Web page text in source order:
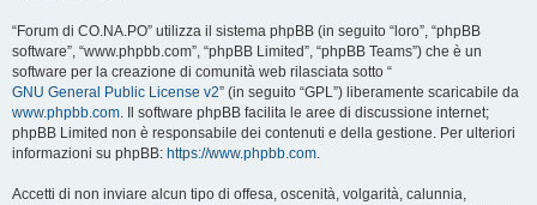
“Forum di CO.NA.PO” utilizza il sistema phpBB (in seguito “loro”, “phpBB
software”, “www.phpbb.com”, “phpBB Limited”, “phpBB Teams”) che è un
software per la creazione di comunità web rilasciata sotto “
GNU General Public License v2” (in seguito “GPL”) liberamente scaricabile da
www.phpbb.com. Il software phpBB facilita le aree di discussione internet;
phpBB Limited non è responsabile dei contenuti e della gestione. Per ulteriori
informazioni su phpBB: https://www.phpbb.com.
Accetti di non inviare alcun tipo di offesa, oscenità, volgarità, calunnia,